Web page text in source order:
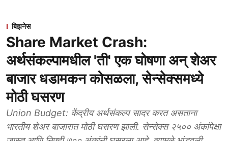
बिझनेस
Share Market Crash:
अर्थसंकल्पामधील 'ती' एक घोषणा अन् शेअर
बाजार धडामकन कोसळला, सेन्सेक्समध्ये
मोठी घसरण
Union Budget: केंद्रीय अर्थसंकल्प सादर करत असताना
भारतीय शेअर बाजारात मोठी घसरण झाली. सेन्सेक्स २५०० अंकांपेक्षा